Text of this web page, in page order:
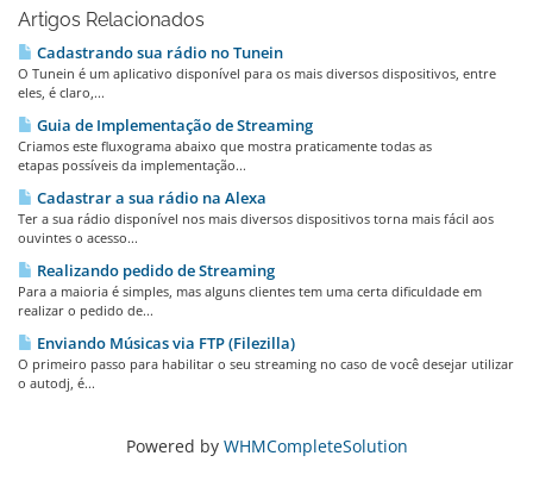
Artigos Relacionados
Cadastrando sua rádio no Tunein
O Tunein é um aplicativo disponível para os mais diversos dispositivos, entre
eles, é claro,...
Guia de Implementação de Streaming
Criamos este fluxograma abaixo que mostra praticamente todas as
etapas possíveis da implementação...
Cadastrar a sua rádio na Alexa
Ter a sua rádio disponível nos mais diversos dispositivos torna mais fácil aos
ouvintes o acesso...
Realizando pedido de Streaming
Para a maioria é simples, mas alguns clientes tem uma certa dificuldade em
realizar o pedido de...
Enviando Músicas via FTP (Filezilla)
O primeiro passo para habilitar o seu streaming no caso de você desejar utilizar
o autodj, é...
Powered by WHMCompleteSolution